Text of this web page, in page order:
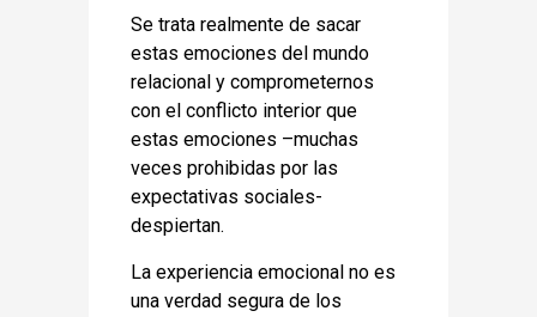
Se trata realmente de sacar
estas emociones del mundo
relacional y comprometernos
con el conflicto interior que
estas emociones –muchas
veces prohibidas por las
expectativas sociales-
despiertan.
La experiencia emocional no es
una verdad segura de los